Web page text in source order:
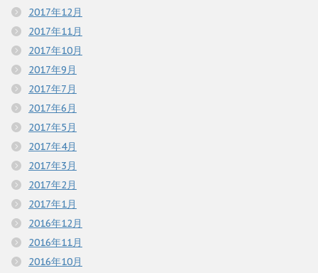
2017年12月
2017年11月
2017年10月
2017年9月
2017年7月
2017年6月
2017年5月
2017年4月
2017年3月
2017年2月
2017年1月
2016年12月
2016年11月
2016年10月